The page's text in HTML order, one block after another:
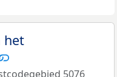
het
5076